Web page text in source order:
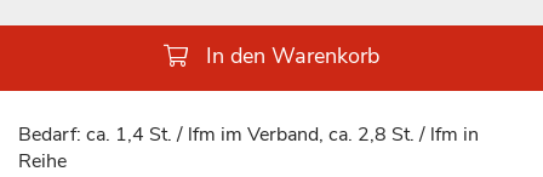
In den Warenkorb
Bedarf: ca. 1,4 St. / lfm im Verband, ca. 2,8 St. / lfm in
Reihe